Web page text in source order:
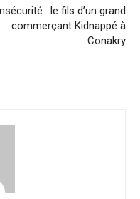
: le fils d’un grand
commerçant Kidnappé à
Conakry